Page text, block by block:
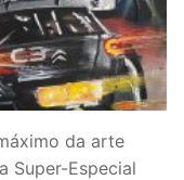
da arte
Super-Especial